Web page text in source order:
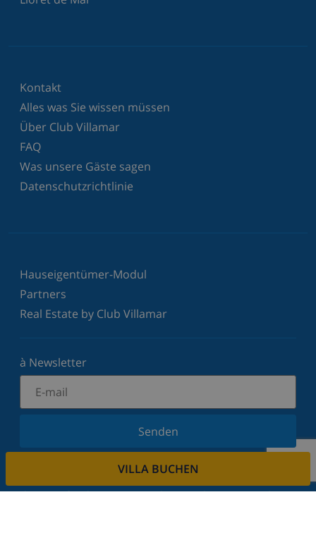
VILLA BUCHEN
Kontakt
Alles was Sie wissen müssen
Über Club Villamar
FAQ
Was unsere Gäste sagen
Datenschutzrichtlinie
Hauseigentümer-Modul
Partners
Real Estate by Club Villamar
à Newsletter
Senden
Melden Sie sich für unseren Newsletter an und
dem Laufenden. Wir respektieren Ihre Privatsphäre.